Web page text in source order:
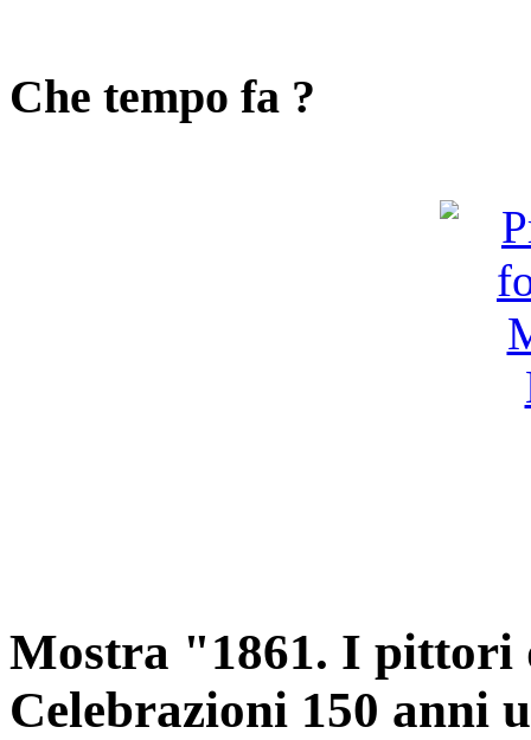
Che tempo fa ?
Mostra "1861. I pittori
Celebrazioni 150 anni